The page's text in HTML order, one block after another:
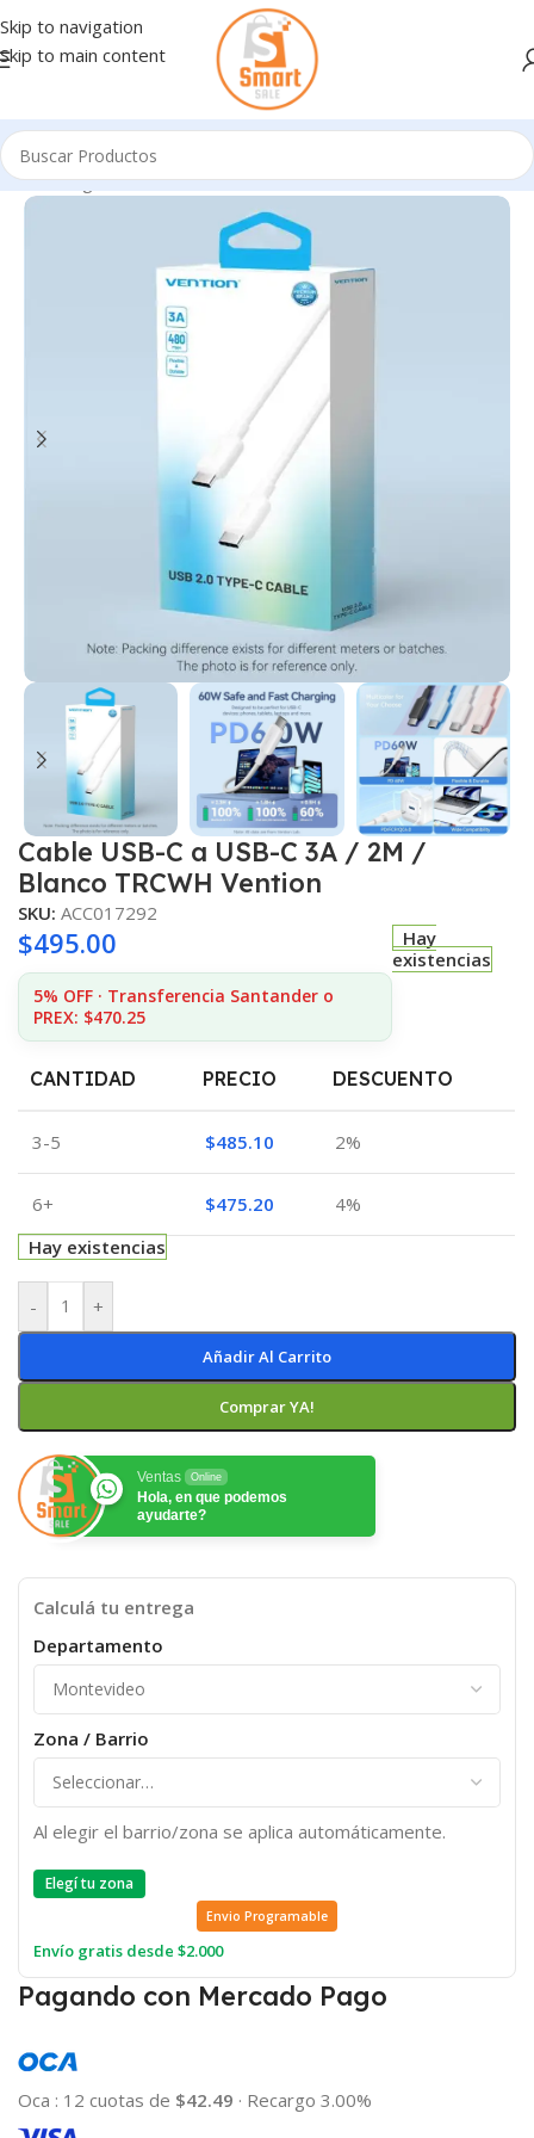
Skip to navigation
Skip to main content
Inicio/Ingresando
Cable USB-C a USB-C 3A / 2M /
Blanco TRCWH Vention
SKU: ACC017292
$495.00
5% OFF · Transferencia Santander o
PREX: $470.25
Hay
existencias
CANTIDAD PRECIO DESCUENTO
3-5 $485.10 2%
6+ $475.20
4%
Hay existencias
- +
Añadir Al Carrito
Comprar YA!
Ventas Online
Hola, en que podemos
ayudarte?
Calculá tu entrega
Departamento
Zona / Barrio
Al elegir el barrio/zona se aplica automáticamente.
Elegí tu zona
Envio Programable
Envío gratis desde $2.000
Pagando con Mercado Pago
Oca : 12 cuotas de $42.49 · Recargo 3.00%